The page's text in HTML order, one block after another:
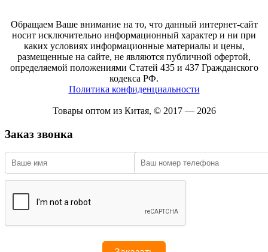
Обращаем Ваше внимание на то, что данный интернет-сайт
носит исключительно информационный характер и ни при
каких условиях информационные материалы и цены,
размещенные на сайте, не являются публичной офертой,
определяемой положениями Статей 435 и 437 Гражданского
кодекса РФ.
Политика конфиденциальности
Товары оптом из Китая, © 2017 — 2026
Заказ звонка